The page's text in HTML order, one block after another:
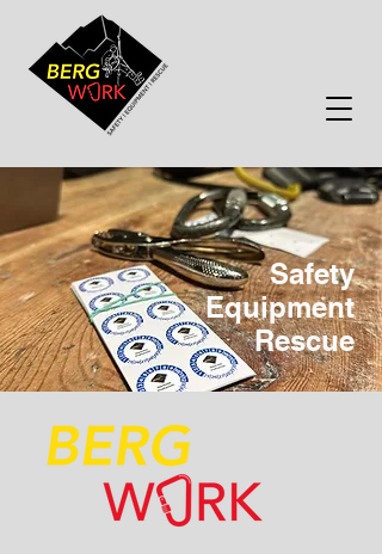
Safety
Equipment
Rescue